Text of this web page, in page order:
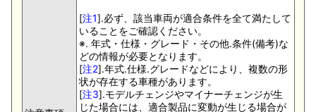
[注1].必ず、該当車両が適合条件を全て満たして
いることをご確認ください。
※. 年式・仕様・グレード・その他.条件(備考)な
どの情報が必要となります。
[注2].年式.仕様.グレードなどにより、複数の形
状が存在する車種があります。
[注3].モデルチェンジやマイナーチェンジが生
じた場合には、適合製品に変動が生じる場合が